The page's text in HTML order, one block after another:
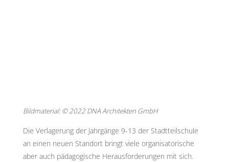
Bildmaterial: © 2022 DNA Architekten GmbH
Die Verlagerung der Jahrgänge 9-13 der Stadtteilschule
an einen neuen Standort bringt viele organisatorische
aber auch pädagogische Herausforderungen mit sich.